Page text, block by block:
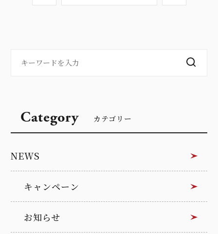
Category カテゴリー
NEWS
キャンペーン
お知らせ